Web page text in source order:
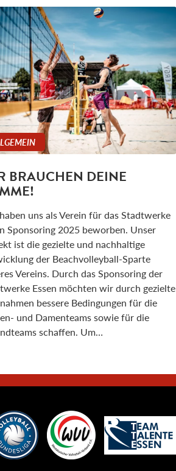
BRAUCHEN DEINE
uns als Verein für das Stadtwerke
Sponsoring 2025 beworben. Unser
ist die gezielte und nachhaltige
der Beachvolleyball-Sparte
Vereins. Durch das Sponsoring der
Essen möchten wir durch gezielte
bessere Bedingungen für die
und Damenteams sowie für die
schaffen. Um…